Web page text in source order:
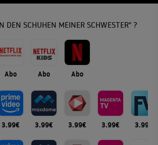
DEN SCHUHEN MEINER SCHWESTER" ?
Abo Abo Abo
3.99€ 3.99€ 3.99€ 3.99€ 3.99€